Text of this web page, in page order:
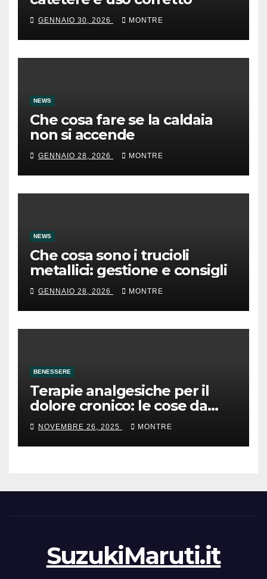
GENNAIO 30, 2026 MONTRE
NEWS
Che cosa fare se la caldaia
non si accende
GENNAIO 28, 2026 MONTRE
NEWS
Che cosa sono i trucioli
metallici: gestione e consigli
GENNAIO 28, 2026 MONTRE
BENESSERE
Terapie analgesiche per il
dolore cronico: le cose da
sapere
NOVEMBRE 26, 2025 MONTRE
SuzukiMaruti.it